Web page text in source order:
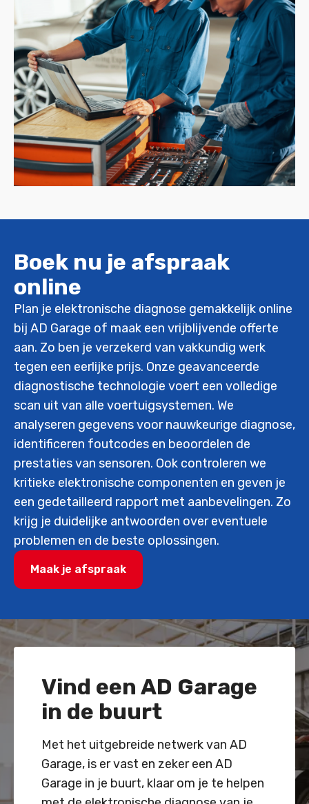
Boek nu je afspraak
online
Plan je elektronische diagnose gemakkelijk online
bij AD Garage of maak een vrijblijvende offerte
aan. Zo ben je verzekerd van vakkundig werk
tegen een eerlijke prijs. Onze geavanceerde
diagnostische technologie voert een volledige
scan uit van alle voertuigsystemen. We
analyseren gegevens voor nauwkeurige diagnose,
identificeren foutcodes en beoordelen de
prestaties van sensoren. Ook controleren we
kritieke elektronische componenten en geven je
een gedetailleerd rapport met aanbevelingen. Zo
krijg je duidelijke antwoorden over eventuele
problemen en de beste oplossingen.
Maak je afspraak
Vind een AD Garage
in de buurt
Met het uitgebreide netwerk van AD
Garage, is er vast en zeker een AD
Garage in je buurt, klaar om je te helpen